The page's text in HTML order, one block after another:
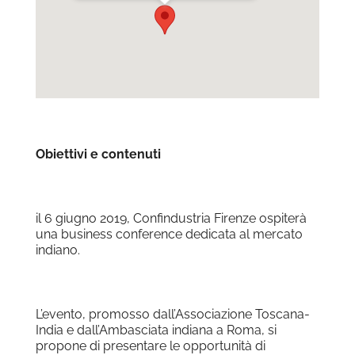
Obiettivi e contenuti
il 6 giugno 2019, Confindustria Firenze ospiterà
una business conference dedicata al mercato
indiano.
L’evento, promosso dall’Associazione Toscana-
India e dall’Ambasciata indiana a Roma, si
propone di presentare le opportunità di